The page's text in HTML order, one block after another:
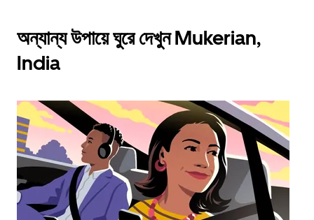
অন্যান্য উপায়ে ঘুরে দেখুন Mukerian,
India